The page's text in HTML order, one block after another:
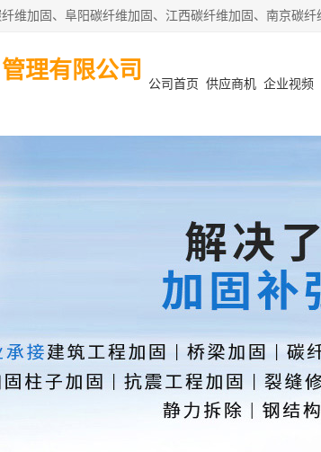
理有限公司
公司首页 供应商机 企业视频